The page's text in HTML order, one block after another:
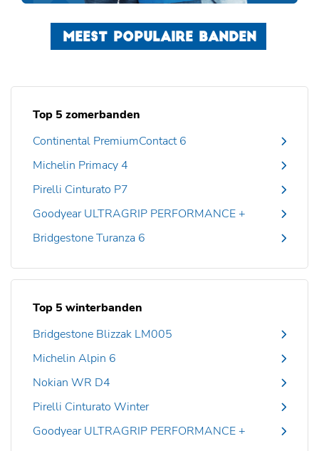
MEEST POPULAIRE BANDEN
Top 5 zomerbanden
Continental PremiumContact 6
Michelin Primacy 4
Pirelli Cinturato P7
Goodyear ULTRAGRIP PERFORMANCE +
Bridgestone Turanza 6
Top 5 winterbanden
Bridgestone Blizzak LM005
Michelin Alpin 6
Nokian WR D4
Pirelli Cinturato Winter
Goodyear ULTRAGRIP PERFORMANCE +